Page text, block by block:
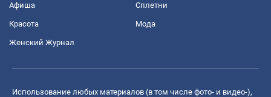
Афиша Сплетни
Красота Мода
Женский Журнал
Использование любых материалов (в том числе фото- и видео-),